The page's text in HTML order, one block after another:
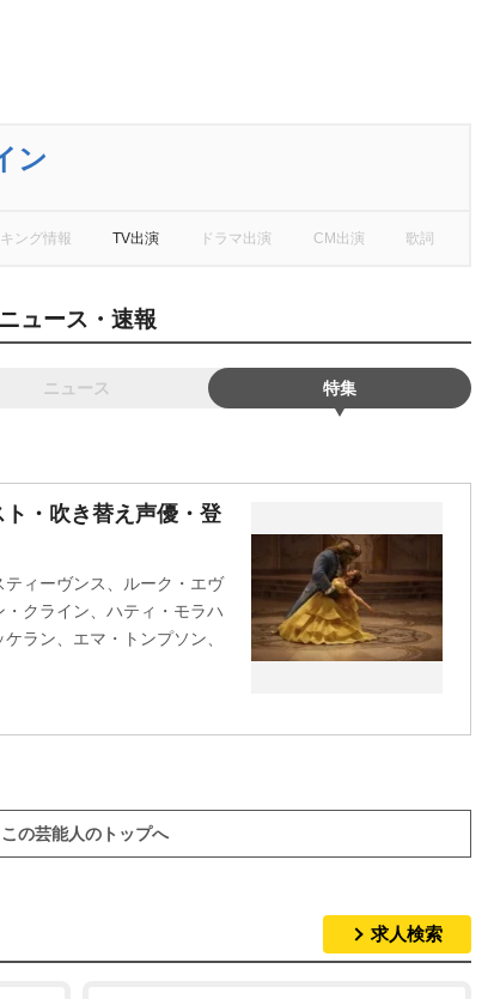
ン
ング情報 TV出演 ドラマ出演 CM出演 歌詞
ュース・速報
ニュース 特集
・吹き替え声優・登
ィーヴンス、ルーク・エヴ
クライン、ハティ・モラハ
ラン、エマ・トンプソン、
この芸能人のトップへ
求人検索